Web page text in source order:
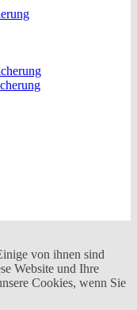
von ihnen sind
Website und Ihre
Cookies, wenn Sie